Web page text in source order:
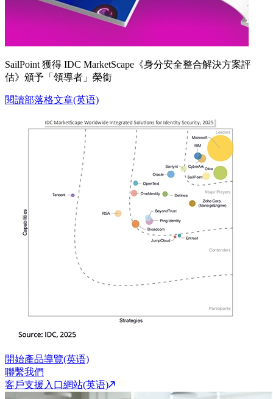
SailPoint 獲得 IDC MarketScape《身分安全整合解決方案評
估》頒予「領導者」榮銜
閱讀部落格文章(英语)
開始產品導覽(英语)
聯繫我們
客戶支援入口網站(英语)